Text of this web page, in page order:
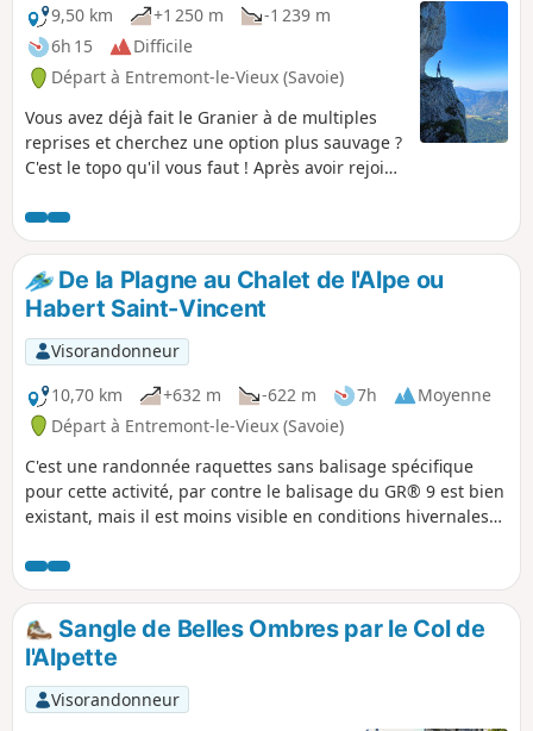
9,50 km +1 250 m
-1 239 m
6h 15
Difficile
Départ à Entremont-le-Vieux (Savoie)
Vous avez déjà fait le Granier à de multiples
reprises et cherchez une option plus sauvage ?
C'est le topo qu'il vous faut ! Après avoir rejoint
sangle avant de revenir, ensuite, par un sentier
sauvage sur le plateau. Vous croiserez peu de
monde et aurez une vue magistrale sur le
Pinet et la vallée notamment !
De la Plagne au Chalet de l'Alpe ou
Habert Saint-Vincent
Visorandonneur
10,70 km
+632 m -622 m 7h
Moyenne
Départ à Entremont-le-Vieux (Savoie)
C'est une randonnée raquettes sans balisage spécifique
pour cette activité, par contre le balisage du GR® 9 est bien
existant, mais il est moins visible en conditions hivernales
plutôt dans l'atmosphère que l'on ressent dans le parcours
sur le plateau.
Sangle de Belles Ombres par le Col de
l'Alpette
Visorandonneur